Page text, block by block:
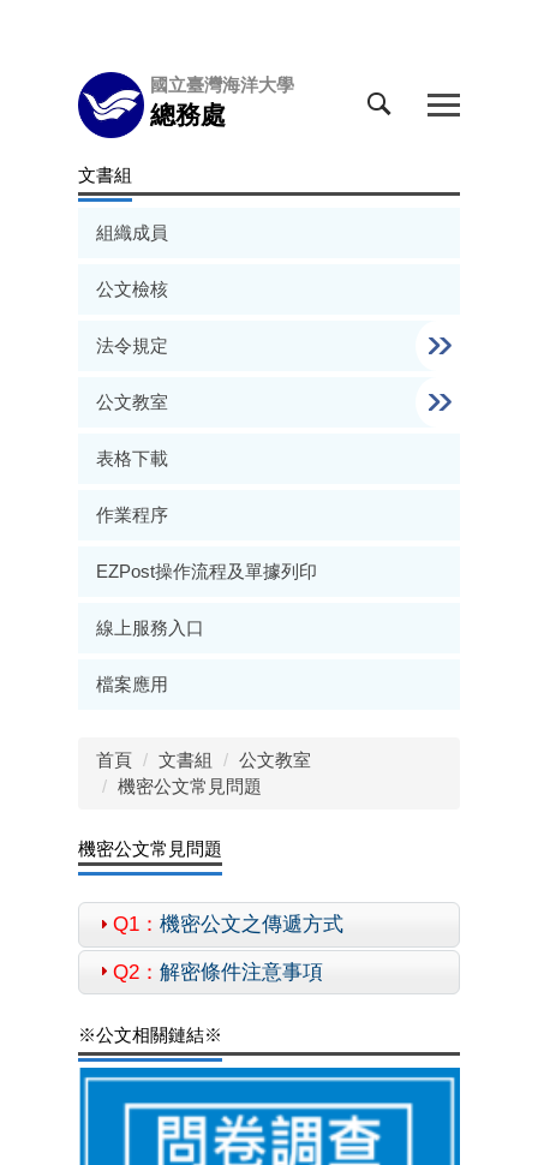
跳
到
主
內
國立臺灣海洋大學
總務處
文書組
組織成員
公文檢核
法令規定
公文教室
表格下載
作業程序
EZPost操作流程及單據列印
線上服務入口
檔案應用
首頁 文書組
公文教室
機密公文常見問題
機密公文常見問題
Q1： 機密公文之傳遞方式
Q2： 解密條件注意事項
※公文相關鏈結※